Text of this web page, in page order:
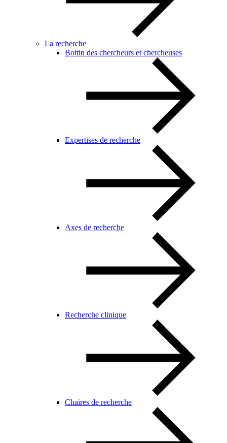
La recherche
Bottin des chercheurs et chercheuses
Expertises de recherche
Axes de recherche
Recherche clinique
Chaires de recherche